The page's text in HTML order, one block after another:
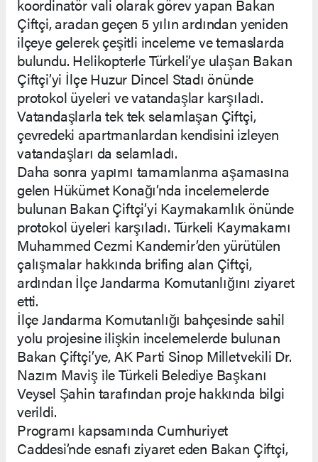
koordinatör vali olarak görev yapan Bakan
Çiftçi, aradan geçen 5 yılın ardından yeniden
ilçeye gelerek çeşitli inceleme ve temaslarda
bulundu. Helikopterle Türkeli’ye ulaşan Bakan
Çiftçi’yi İlçe Huzur Dincel Stadı önünde
protokol üyeleri ve vatandaşlar karşıladı.
Vatandaşlarla tek tek selamlaşan Çiftçi,
çevredeki apartmanlardan kendisini izleyen
vatandaşları da selamladı.
Daha sonra yapımı tamamlanma aşamasına
gelen Hükümet Konağı’nda incelemelerde
bulunan Bakan Çiftçi’yi Kaymakamlık önünde
protokol üyeleri karşıladı. Türkeli Kaymakamı
Muhammed Cezmi Kandemir’den yürütülen
çalışmalar hakkında brifing alan Çiftçi,
ardından İlçe Jandarma Komutanlığını ziyaret
etti.
İlçe Jandarma Komutanlığı bahçesinde sahil
yolu projesine ilişkin incelemelerde bulunan
Bakan Çiftçi’ye, AK Parti Sinop Milletvekili Dr.
Nazım Maviş ile Türkeli Belediye Başkanı
Veysel Şahin tarafından proje hakkında bilgi
verildi.
Programı kapsamında Cumhuriyet
Caddesi’nde esnafı ziyaret eden Bakan Çiftçi,